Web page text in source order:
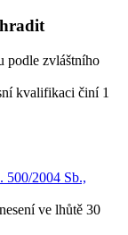
podle zvláštního
kvalifikaci činí 1
500/2004 Sb.,
ve lhůtě 30